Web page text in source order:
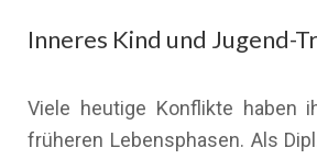
Inneres Kind und Jugend-
Viele heutige Konflikte haben
früheren Lebensphasen. Als